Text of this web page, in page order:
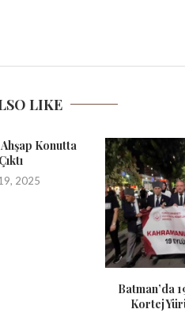
LIKE
Konutta
2025
Batman’da
Kortej